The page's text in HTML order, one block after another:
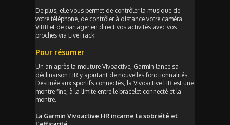
De plus, elle vous permet de contrôler la musique de
votre téléphone, de contrôler à distance votre caméra
VIRB et de partager en direct vos activités avec vos
proches via LiveTrack.
Pour résumer
Un an après la mouture Vivoactive, Garmin lance sa
déclinaison HR y ajoutant de nouvelles fonctionnalités.
Destinée aux sportifs connectés, la Vivoactive HR est une
montre fine, à la limite entre le bracelet connecté et la
montre.
La Garmin Vivoactive HR incarne la sobriété et